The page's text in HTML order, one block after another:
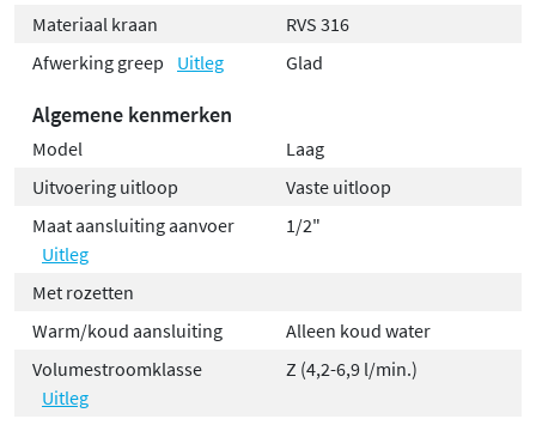
Materiaal kraan
RVS 316
Afwerking greep
Uitleg Glad
Algemene kenmerken
Model
Laag
Uitvoering uitloop
Vaste uitloop
Maat aansluiting aanvoer
Uitleg
1/2"
Met rozetten
Warm/koud aansluiting
Alleen koud water
Volumestroomklasse
Uitleg
Z (4,2-6,9 l/min.)